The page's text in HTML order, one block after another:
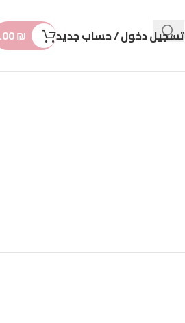
تسجيل دخول / حساب جديد ₪